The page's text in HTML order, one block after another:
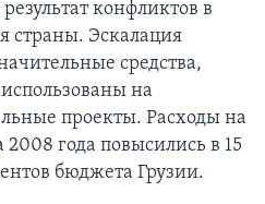
конфликтов в
страны. Эскалация
средства,
на
проекты. Расходы на
2008 года повысились в 15
бюджета Грузии.